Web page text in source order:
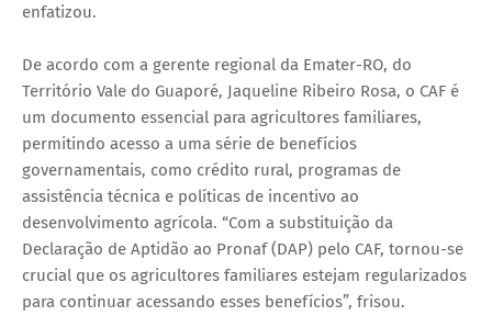
enfatizou.
De acordo com a gerente regional da Emater-RO, do
Território Vale do Guaporé, Jaqueline Ribeiro Rosa, o CAF é
um documento essencial para agricultores familiares,
permitindo acesso a uma série de benefícios
governamentais, como crédito rural, programas de
assistência técnica e políticas de incentivo ao
desenvolvimento agrícola. “Com a substituição da
Declaração de Aptidão ao Pronaf (DAP) pelo CAF, tornou-se
crucial que os agricultores familiares estejam regularizados
para continuar acessando esses benefícios”, frisou.